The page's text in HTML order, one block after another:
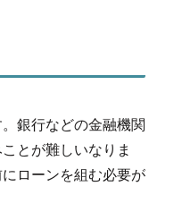
銀行などの金融機関
とが難しいなりま
ローンを組む必要が